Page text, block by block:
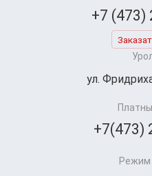
+7 (473)
ул.
+7(473)
Режим